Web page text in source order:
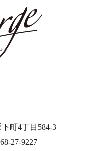
町4丁目584-3
27-9227